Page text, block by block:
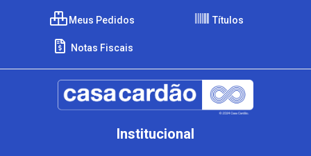
Meus Pedidos Títulos
Notas Fiscais
Institucional